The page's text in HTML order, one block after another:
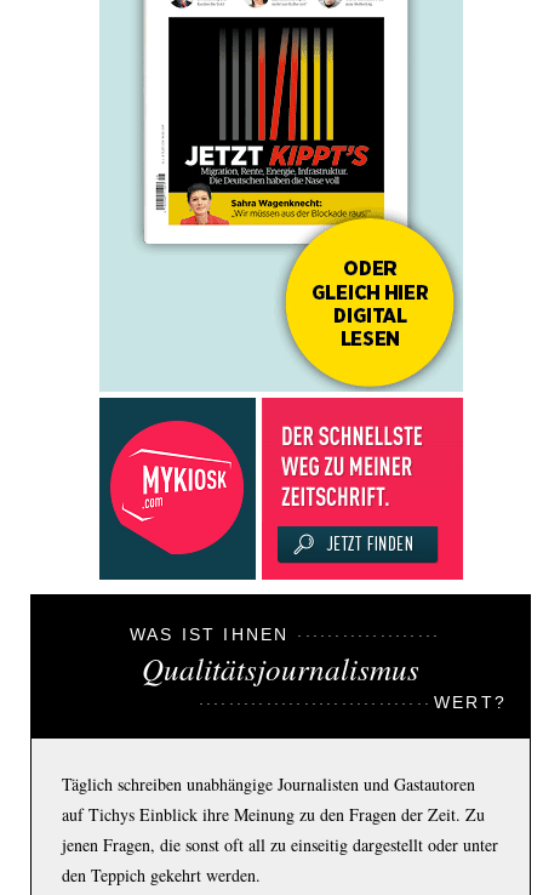
WAS IST IHNEN
Qualitätsjournalismus
WERT?
Täglich schreiben unabhängige Journalisten und Gastautoren
auf Tichys Einblick ihre Meinung zu den Fragen der Zeit. Zu
jenen Fragen, die sonst oft all zu einseitig dargestellt oder unter
den Teppich gekehrt werden.